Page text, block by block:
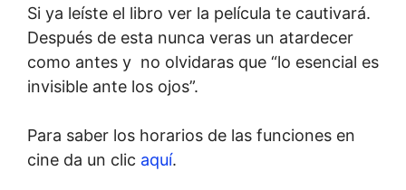
Si ya leíste el libro ver la película te cautivará.
Después de esta nunca veras un atardecer
como antes y no olvidaras que “lo esencial es
invisible ante los ojos”.
Para saber los horarios de las funciones en
cine da un clic aquí.